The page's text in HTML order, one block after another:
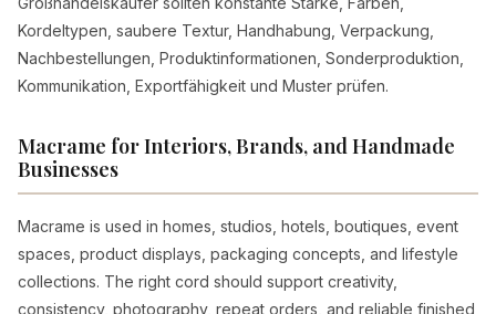
Kordeltypen, saubere Textur, Handhabung, Verpackung,
Nachbestellungen, Produktinformationen, Sonderproduktion,
Kommunikation, Exportfähigkeit und Muster prüfen.
Macrame for Interiors, Brands, and Handmade
Businesses
Macrame is used in homes, studios, hotels, boutiques, event
spaces, product displays, packaging concepts, and lifestyle
collections. The right cord should support creativity,
consistency, photography, repeat orders, and reliable finished